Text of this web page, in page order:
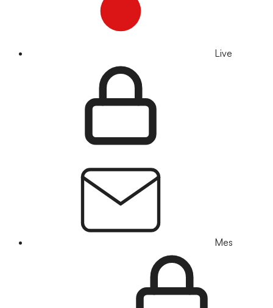
Live
Mes